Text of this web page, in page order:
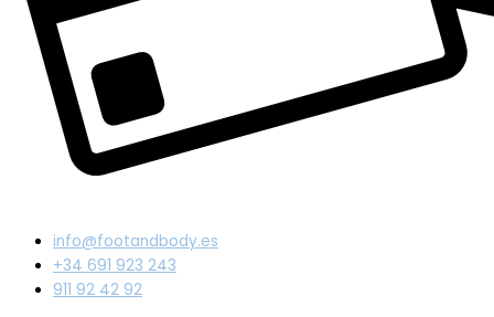
info@footandbody.es
+34 691 923 243
911 92 42 92